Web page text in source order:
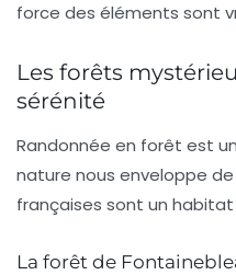
force des éléments sont
Les forêts
sérénité
Randonnée en forêt est
nature nous enveloppe
françaises sont un habitat
La forêt de